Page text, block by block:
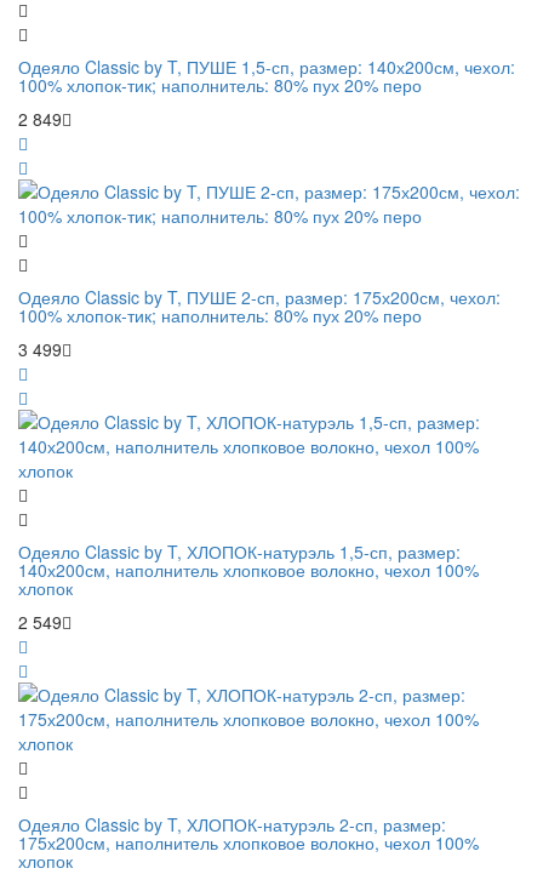
Одеяло Classic by T, ПУШЕ 1,5-сп, размер: 140х200см, чехол:
100% хлопок-тик; наполнитель: 80% пух 20% перо
2 849
Одеяло Classic by T, ПУШЕ 2-сп, размер: 175х200см, чехол:
100% хлопок-тик; наполнитель: 80% пух 20% перо
3 499
Одеяло Classic by T, ХЛОПОК-натурэль 1,5-сп, размер:
140х200см, наполнитель хлопковое волокно, чехол 100%
хлопок
2 549
Одеяло Classic by T, ХЛОПОК-натурэль 2-сп, размер:
175х200см, наполнитель хлопковое волокно, чехол 100%
хлопок